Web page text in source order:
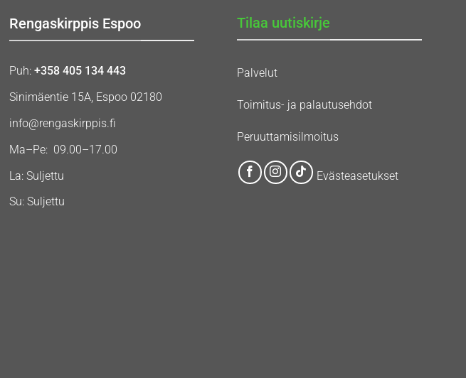
Rengaskirppis Espoo
Puh: +358 405 134 443
Sinimäentie 15A, Espoo 02180
info@rengaskirppis.fi
Ma–Pe: 09.00–17.00
La: Suljettu
Su: Suljettu
Tilaa uutiskirje
Palvelut
Toimitus- ja palautusehdot
Peruuttamisilmoitus
Evästeasetukset